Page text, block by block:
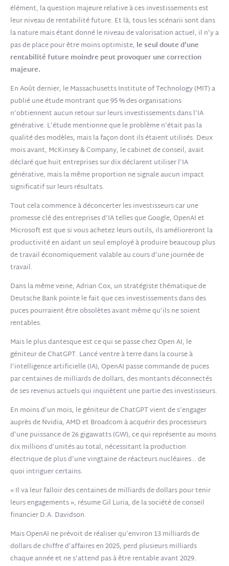
élément, la question majeure relative à ces investissements est
leur niveau de rentabilité future. Et là, tous les scénarii sont dans
la nature mais étant donné le niveau de valorisation actuel, il n’y a
pas de place pour être moins optimiste, le seul doute d’une
rentabilité future moindre peut provoquer une correction
majeure.
En Août dernier, le Massachusetts Institute of Technology (MIT) a
publié une étude montrant que 95 % des organisations
n’obtiennent aucun retour sur leurs investissements dans l’IA
générative. L’étude mentionne que le problème n’était pas la
qualité des modèles, mais la façon dont ils étaient utilisés. Deux
mois avant, McKinsey & Company, le cabinet de conseil, avait
déclaré que huit entreprises sur dix déclarent utiliser l’IA
générative, mais la même proportion ne signale aucun impact
significatif sur leurs résultats.
Tout cela commence à déconcerter les investisseurs car une
promesse clé des entreprises d’IA telles que Google, OpenAI et
Microsoft est que si vous achetez leurs outils, ils amélioreront la
productivité en aidant un seul employé à produire beaucoup plus
de travail économiquement valable au cours d’une journée de
travail.
Dans la même veine, Adrian Cox, un stratégiste thématique de
Deutsche Bank pointe le fait que ces investissements dans des
puces pourraient être obsolètes avant même qu’ils ne soient
rentables.
Mais le plus dantesque est ce qui se passe chez Open AI, le
géniteur de ChatGPT. Lancé ventre à terre dans la course à
l’intelligence artificielle (IA), OpenAI passe commande de puces
par centaines de milliards de dollars, des montants déconnectés
de ses revenus actuels qui inquiètent une partie des investisseurs.
En moins d’un mois, le géniteur de ChatGPT vient de s’engager
auprès de Nvidia, AMD et Broadcom à acquérir des processeurs
d’une puissance de 26 gigawatts (GW), ce qui représente au moins
dix millions d’unités au total, nécessitant la production
électrique de plus d’une vingtaine de réacteurs nucléaires… de
quoi intriguer certains.
« Il va leur falloir des centaines de milliards de dollars pour tenir
leurs engagements », résume Gil Luria, de la société de conseil
financier D.A. Davidson.
Mais OpenAI ne prévoit de réaliser qu’environ 13 milliards de
dollars de chiffre d’affaires en 2025, perd plusieurs milliards
chaque année et ne s’attend pas à être rentable avant 2029.